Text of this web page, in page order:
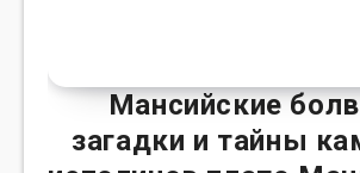
Мансийские
загадки и тайны